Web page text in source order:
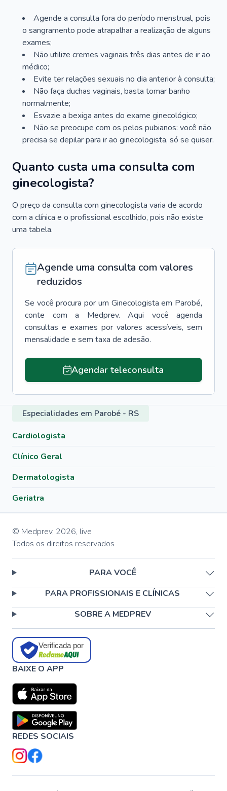
Agende a consulta fora do período menstrual, pois
o sangramento pode atrapalhar a realização de alguns
exames;
Não utilize cremes vaginais três dias antes de ir ao
médico;
Evite ter relações sexuais no dia anterior à consulta;
Não faça duchas vaginais, basta tomar banho
normalmente;
Esvazie a bexiga antes do exame ginecológico;
Não se preocupe com os pelos pubianos: você não
precisa se depilar para ir ao ginecologista, só se quiser.
Quanto custa uma consulta com
ginecologista?
O preço da consulta com ginecologista varia de acordo
com a clínica e o profissional escolhido, pois não existe
uma tabela.
Agende uma consulta com valores
reduzidos
Se você procura por um Ginecologista em Parobé,
conte com a Medprev. Aqui você agenda
consultas e exames por valores acessíveis, sem
mensalidade e sem taxa de adesão.
Agendar teleconsulta
Especialidades em Parobé - RS
Cardiologista
Clínico Geral
Dermatologista
Geriatra
© Medprev, 2026, live
Todos os direitos reservados
PARA VOCÊ
PARA PROFISSIONAIS E CLÍNICAS
SOBRE A MEDPREV
Verificada por
BAIXE O APP
REDES SOCIAIS